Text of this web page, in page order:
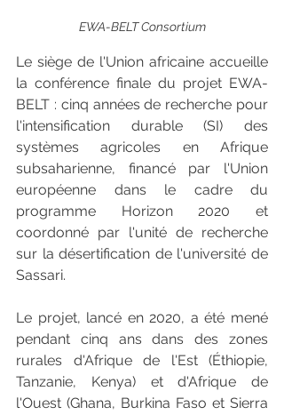
EWA-BELT Consortium
Le siège de l'Union africaine accueille
la conférence finale du projet EWA-
BELT : cinq années de recherche pour
l'intensification durable (SI) des
systèmes agricoles en Afrique
subsaharienne, financé par l'Union
européenne dans le cadre du
programme Horizon 2020 et
coordonné par l'unité de recherche
sur la désertification de l'université de
Sassari.
Le projet, lancé en 2020, a été mené
pendant cinq ans dans des zones
rurales d'Afrique de l'Est (Éthiopie,
Tanzanie, Kenya) et d'Afrique de
l'Ouest (Ghana, Burkina Faso et Sierra